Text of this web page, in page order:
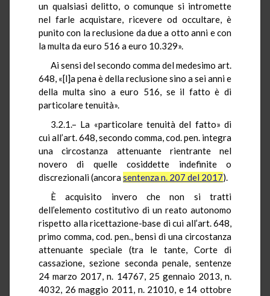
un qualsiasi delitto, o comunque si intromette
nel farle acquistare, ricevere od occultare, è
punito con la reclusione da due a otto anni e con
la multa da euro 516 a euro 10.329».
Ai sensi del secondo comma del medesimo art.
648, «[l]a pena è della reclusione sino a sei anni e
della multa sino a euro 516, se il fatto è di
particolare tenuità».
3.2.1.– La «particolare tenuità del fatto» di
cui all’art. 648, secondo comma, cod. pen. integra
una circostanza attenuante rientrante nel
novero di quelle cosiddette indefinite o
discrezionali (ancorasentenza n. 207 del 2017).
È acquisito invero che non si tratti
dell’elemento costitutivo di un reato autonomo
rispetto alla ricettazione-base di cui all’art. 648,
primo comma, cod. pen., bensì di una circostanza
attenuante speciale (tra le tante, Corte di
cassazione, sezione seconda penale, sentenze
24 marzo 2017, n. 14767, 25 gennaio 2013, n.
4032, 26 maggio 2011, n. 21010, e 14 ottobre